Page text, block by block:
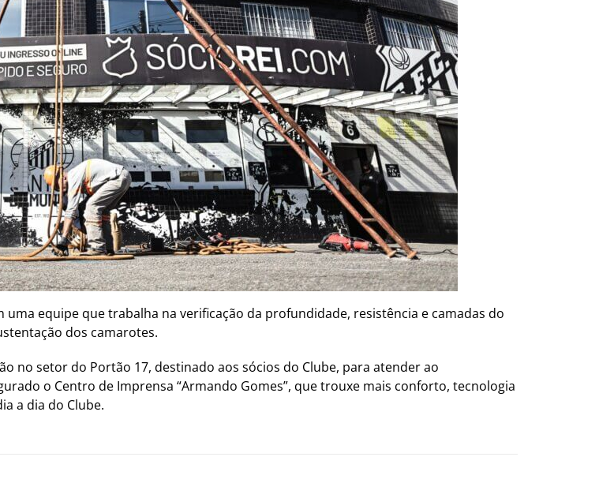
equipe que trabalha na verificação da profundidade, resistência e camadas do
dos camarotes.
no setor do Portão 17, destinado aos sócios do Clube, para atender ao
o Centro de Imprensa “Armando Gomes”, que trouxe mais conforto, tecnologia
a dia do Clube.